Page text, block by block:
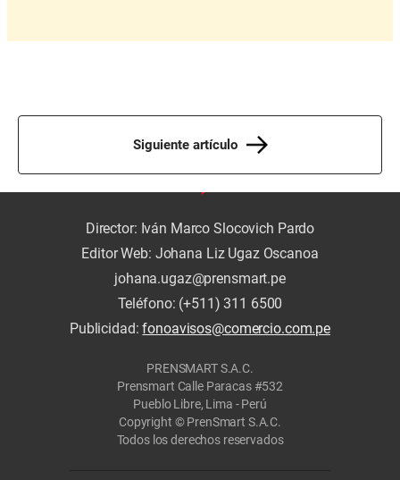
Siguiente artículo
Director: Iván Marco Slocovich Pardo
Editor Web: Johana Liz Ugaz Oscanoa
johana.ugaz@prensmart.pe
Teléfono: (+511) 311 6500
Publicidad:fonoavisos@comercio.com.pe
PRENSMART S.A.C.
Prensmart Calle Paracas #532
Pueblo Libre, Lima - Perú
Copyright © PrenSmart S.A.C.
Todos los derechos reservados